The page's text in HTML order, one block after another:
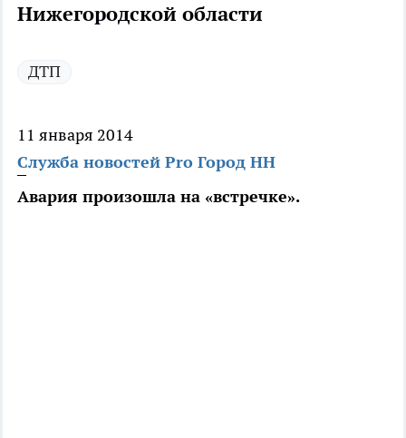
Нижегородской области
ДТП
11 января 2014
Служба новостей Pro Город НН
Авария произошла на «встречке».